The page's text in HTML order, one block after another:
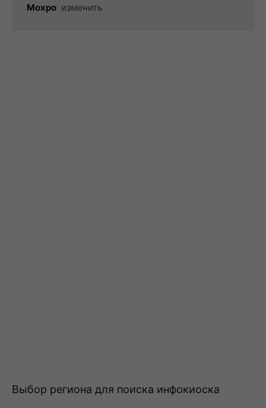
Мохро изменить
Выбор региона для поиска инфокиоска